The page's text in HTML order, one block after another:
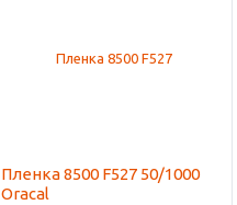
Пленка 8500 F527 50/1000
Oracal